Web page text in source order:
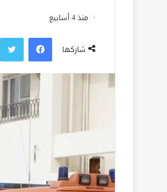
منذ 4 أسابيع
شاركها
فيسبوك